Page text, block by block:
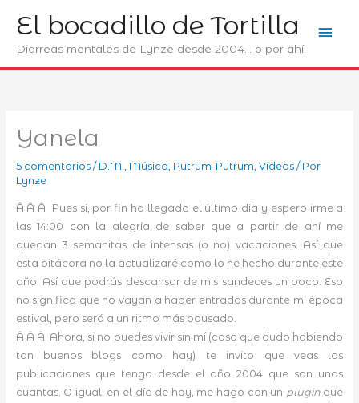
contenido
El bocadillo de Tortilla
Diarreas mentales de Lynze desde 2004... o por ahí.
Yanela
5 comentarios / D.M. Música Putrum-Putrum Ví­deos/ Por
Lynze
Â Â Â Pues sí, por fin ha llegado el último día y espero irme a
las 14:00 con la alegría de saber que a partir de ahí me
quedan 3 semanitas de intensas (o no) vacaciones. Así que
esta bitácora no la actualizaré como lo he hecho durante este
año. Así que podrás descansar de mis sandeces un poco. Eso
no significa que no vayan a haber entradas durante mi época
estival, pero será a un ritmo más pausado.
Â Â Â Ahora, si no puedes vivir sin mí (cosa que dudo habiendo
tan buenos blogs como hay) te invito que veas las
publicaciones que tengo desde el año 2004 que son unas
cuantas. O igual, en el día de hoy, me hago con un plugin que